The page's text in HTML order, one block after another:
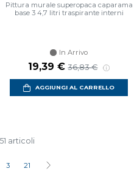
Pittura murale superopaca caparama
base 3 4,7 litri traspirante interni
In Arrivo
19,39 € 36,83 €
AGGIUNGI AL CARRELLO
articoli
3 21